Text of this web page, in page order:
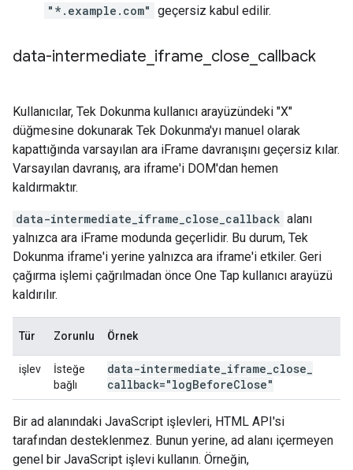
"*.example.com" geçersiz kabul edilir.
data-intermediate iframe close callback
Kullanıcılar, Tek Dokunma kullanıcı arayüzündeki "X"
düğmesine dokunarak Tek Dokunma'yı manuel olarak
kapattığında varsayılan ara iFrame davranışını geçersiz kılar.
Varsayılan davranış, ara iframe'i DOM'dan hemen
kaldırmaktır.
data-intermediate_iframe_close_callback alanı
yalnızca ara iFrame modunda geçerlidir. Bu durum, Tek
Dokunma iframe'i yerine yalnızca ara iframe'i etkiler. Geri
çağırma işlemi çağrılmadan önce One Tap kullanıcı arayüzü
kaldırılır.
Tür Zorunlu Örnek
işlev
İsteğe
bağlı
data-intermediate iframe close
callback="logBeforeClose"
Bir ad alanındaki JavaScript işlevleri, HTML API'si
tarafından desteklenmez. Bunun yerine, ad alanı içermeyen
genel bir JavaScript işlevi kullanın. Örneğin,